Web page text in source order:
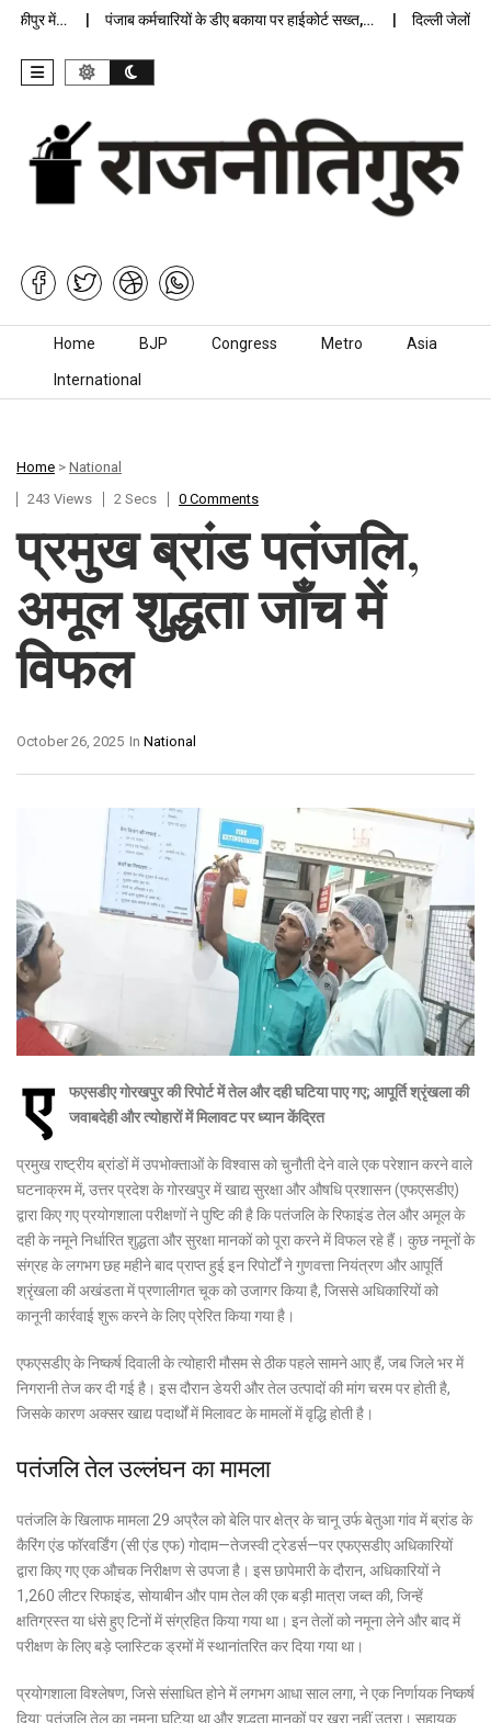
में… पंजाब कर्मचारियों के डीए बकाया पर हाईकोर्ट सख्त,… दिल्ली जेलों में
Skip to content
Home BJP Congress Metro Asia
International
Home > National
243 Views
2 Secs 0 Comments
प्रमुख ब्रांड पतंजलि,
अमूल शुद्धता जाँच में
विफल
In National
October 26, 2025
ए
फएसडीए गोरखपुर की रिपोर्ट में तेल और दही घटिया पाए गए; आपूर्ति श्रृंखला की
जवाबदेही और त्योहारों में मिलावट पर ध्यान केंद्रित
प्रमुख राष्ट्रीय ब्रांडों में उपभोक्ताओं के विश्वास को चुनौती देने वाले एक परेशान करने वाले
घटनाक्रम में, उत्तर प्रदेश के गोरखपुर में खाद्य सुरक्षा और औषधि प्रशासन (एफएसडीए)
द्वारा किए गए प्रयोगशाला परीक्षणों ने पुष्टि की है कि पतंजलि के रिफाइंड तेल और अमूल के
दही के नमूने निर्धारित शुद्धता और सुरक्षा मानकों को पूरा करने में विफल रहे हैं। कुछ नमूनों के
संग्रह के लगभग छह महीने बाद प्राप्त हुई इन रिपोर्टों ने गुणवत्ता नियंत्रण और आपूर्ति
श्रृंखला की अखंडता में प्रणालीगत चूक को उजागर किया है, जिससे अधिकारियों को
कानूनी कार्रवाई शुरू करने के लिए प्रेरित किया गया है।
एफएसडीए के निष्कर्ष दिवाली के त्योहारी मौसम से ठीक पहले सामने आए हैं, जब जिले भर में
निगरानी तेज कर दी गई है। इस दौरान डेयरी और तेल उत्पादों की मांग चरम पर होती है,
जिसके कारण अक्सर खाद्य पदार्थों में मिलावट के मामलों में वृद्धि होती है।
पतंजलि तेल उल्लंघन का मामला
पतंजलि के खिलाफ मामला 29 अप्रैल को बेलि पार क्षेत्र के चानू उर्फ ​​बेतुआ गांव में ब्रांड के
कैरिंग एंड फॉरवर्डिंग (सी एंड एफ) गोदाम—तेजस्वी ट्रेडर्स—पर एफएसडीए अधिकारियों
द्वारा किए गए एक औचक निरीक्षण से उपजा है। इस छापेमारी के दौरान, अधिकारियों ने
1,260 लीटर रिफाइंड, सोयाबीन और पाम तेल की एक बड़ी मात्रा जब्त की, जिन्हें
क्षतिग्रस्त या धंसे हुए टिनों में संग्रहित किया गया था। इन तेलों को नमूना लेने और बाद में
परीक्षण के लिए बड़े प्लास्टिक ड्रमों में स्थानांतरित कर दिया गया था।
प्रयोगशाला विश्लेषण, जिसे संसाधित होने में लगभग आधा साल लगा, ने एक निर्णायक निष्कर्ष
दिया: पतंजलि तेल का नमूना घटिया था और शुद्धता मानकों पर खरा नहीं उतरा। सहायक